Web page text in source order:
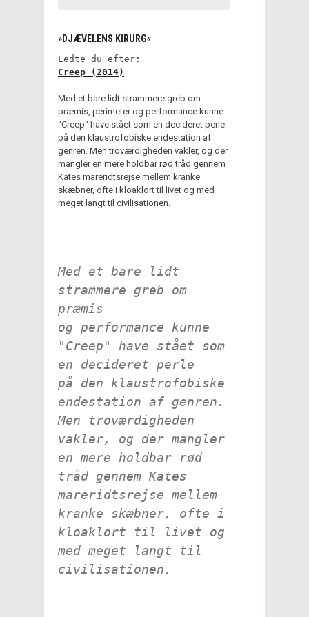
»DJÆVELENS KIRURG«
Ledte du efter:
Creep (2014)
Med et bare lidt strammere greb om
præmis, perimeter og performance kunne
"Creep" have stået som en decideret perle
på den klaustrofobiske endestation af
genren. Men troværdigheden vakler, og der
mangler en mere holdbar rød tråd gennem
Kates mareridtsrejse mellem kranke
skæbner, ofte i kloaklort til livet og med
meget langt til civilisationen.
Med et bare lidt
strammere greb om
præmis
og performance kunne
"Creep" have stået som
en decideret perle
på den klaustrofobiske
endestation af genren.
Men troværdigheden
vakler, og der mangler
en mere holdbar rød
tråd gennem Kates
mareridtsrejse mellem
kranke skæbner, ofte i
kloaklort til livet og
med meget langt til
civilisationen.